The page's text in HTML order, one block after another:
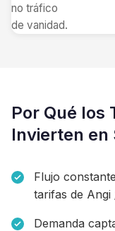
no tráfico
de vanidad.
Por Qué los
Invierten en
Flujo
tarifas de
Demanda